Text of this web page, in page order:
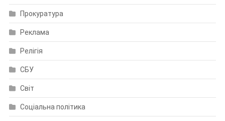
Прокуратура
Реклама
Релігія
СБУ
Світ
Соціальна політика